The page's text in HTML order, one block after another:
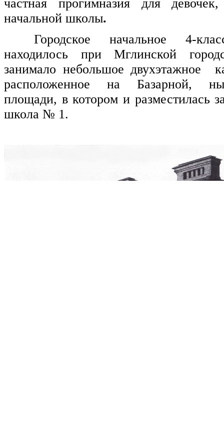
частная прогимназия для
начальной школы.
Городское начальное 4-
находилось при Мглинской
занимало небольшое двухэтажное
расположенное на Базарной,
площади, в котором и разместилась
школа № 1.